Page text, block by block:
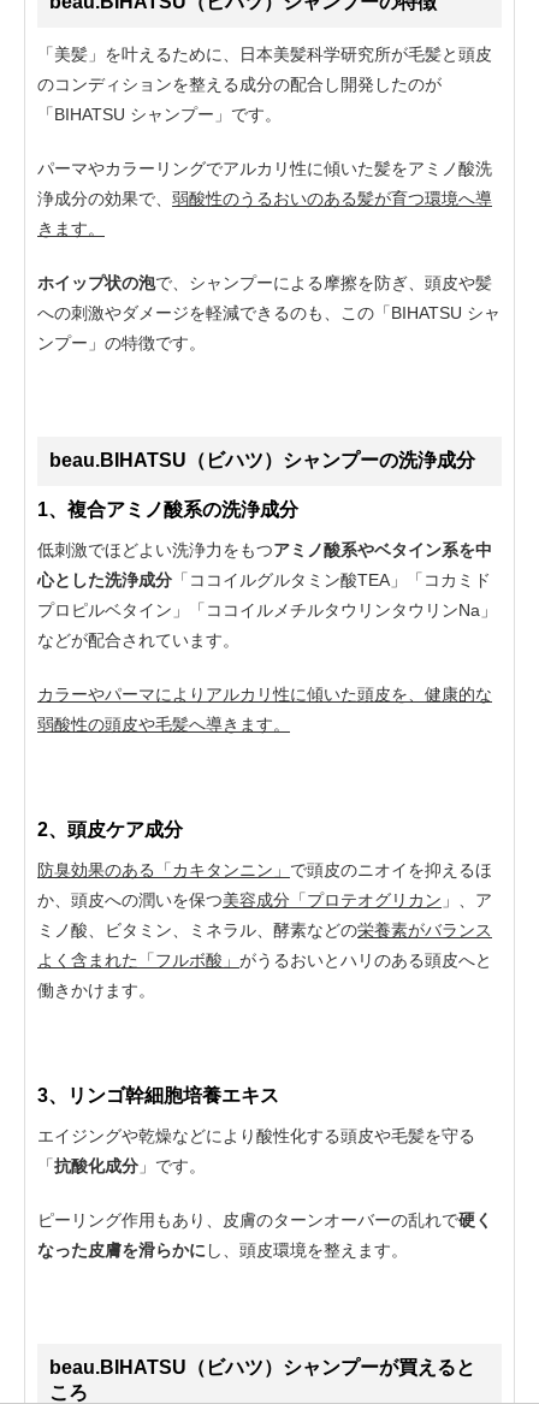
「美髪」を叶えるために、日本美髪科学研究所が毛髪と頭皮
のコンディションを整える成分の配合し開発したのが
「BIHATSU シャンプー」です。
パーマやカラーリングでアルカリ性に傾いた髪をアミノ酸洗
浄成分の効果で、 弱酸性のうるおいのある髪が育つ環境へ導
きます。
ホイップ状の泡で、シャンプーによる摩擦を防ぎ、頭皮や髪
への刺激やダメージを軽減できるのも、この「BIHATSU シャ
ンプー」の特徴です。
beau.BIHATSU（ビハツ）シャンプーの洗浄成分
1、複合アミノ酸系の洗浄成分
低刺激でほどよい洗浄力をもつアミノ酸系やベタイン系を中
心とした洗浄成分 「ココイルグルタミン酸TEA」「コカミド
プロピルベタイン」「ココイルメチルタウリンタウリンNa」
などが配合されています。
カラーやパーマによりアルカリ性に傾いた頭皮を、健康的な
弱酸性の頭皮や毛髪へ導きます。
2、頭皮ケア成分
防臭効果のある「カキタンニン」 で頭皮のニオイを抑えるほ
か、頭皮への潤いを保つ美容成分「プロテオグリカン 」、ア
ミノ酸、ビタミン、ミネラル、酵素などの栄養素がバランス
よく含まれた「フルボ酸」 がうるおいとハリのある頭皮へと
働きかけます。
3、リンゴ幹細胞培養エキス
エイジングや乾燥などにより酸性化する頭皮や毛髪を守る
「抗酸化成分 」です。
ピーリング作用もあり、皮膚のターンオーバーの乱れで硬く
なった皮膚を滑らかに し、頭皮環境を整えます。
beau.BIHATSU（ビハツ）シャンプーが買えると
ころ